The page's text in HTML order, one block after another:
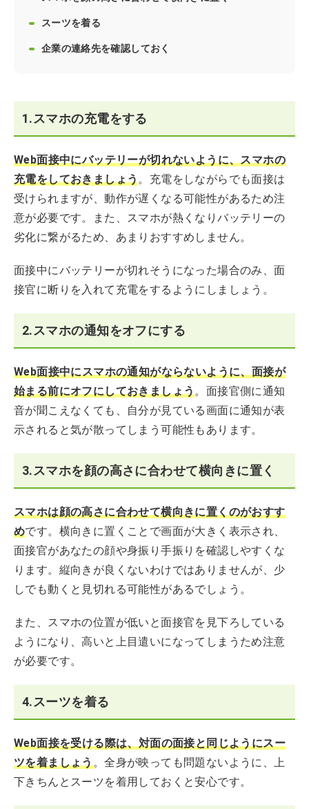
スーツを着る
企業の連絡先を確認しておく
1.スマホの充電をする
Web面接中にバッテリーが切れないように、スマホの
充電をしておきましょう。充電をしながらでも面接は
受けられますが、動作が遅くなる可能性があるため注
意が必要です。また、スマホが熱くなりバッテリーの
劣化に繋がるため、あまりおすすめしません。
面接中にバッテリーが切れそうになった場合のみ、面
接官に断りを入れて充電をするようにしましょう。
2.スマホの通知をオフにする
Web面接中にスマホの通知がならないように、面接が
始まる前にオフにしておきましょう。面接官側に通知
音が聞こえなくても、自分が見ている画面に通知が表
示されると気が散ってしまう可能性もあります。
3.スマホを顔の高さに合わせて横向きに置く
スマホは顔の高さに合わせて横向きに置くのがおすす
めです。横向きに置くことで画面が大きく表示され、
面接官があなたの顔や身振り手振りを確認しやすくな
ります。縦向きが良くないわけではありませんが、少
しでも動くと見切れる可能性があるでしょう。
また、スマホの位置が低いと面接官を見下ろしている
ようになり、高いと上目遣いになってしまうため注意
が必要です。
4.スーツを着る
Web面接を受ける際は、対面の面接と同じようにスー
ツを着ましょう。全身が映っても問題ないように、上
下きちんとスーツを着用しておくと安心です。